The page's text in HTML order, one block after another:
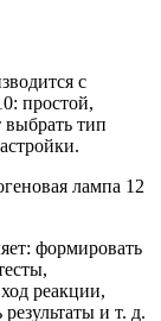
с
простой,
тип
лампа 12
формировать
реакции,
и т. д.